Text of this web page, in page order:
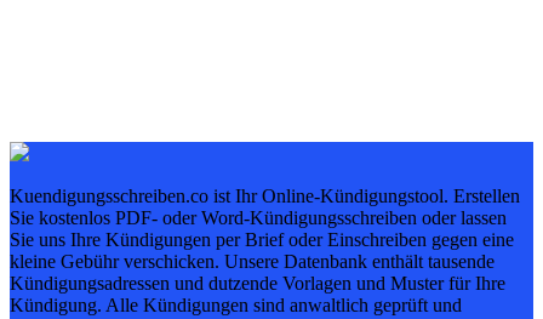
Kuendigungsschreiben.co ist Ihr Online-Kündigungstool. Erstellen
Sie kostenlos PDF- oder Word-Kündigungsschreiben oder lassen
Sie uns Ihre Kündigungen per Brief oder Einschreiben gegen eine
kleine Gebühr verschicken. Unsere Datenbank enthält tausende
Kündigungsadressen und dutzende Vorlagen und Muster für Ihre
Kündigung. Alle Kündigungen sind anwaltlich geprüft und